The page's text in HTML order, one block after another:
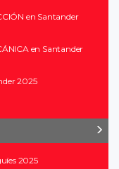
en Santander
en Santander
2025
2025